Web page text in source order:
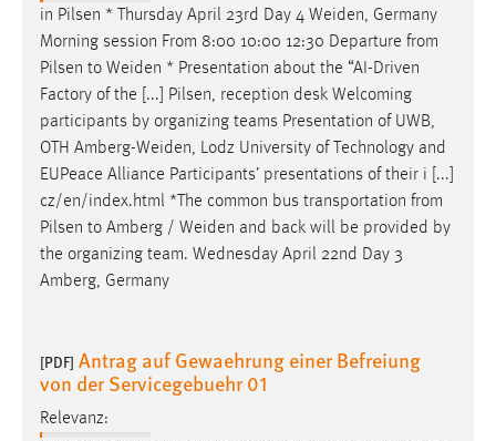
in Pilsen * Thursday April 23rd Day 4 Weiden, Germany
Morning session From 8:00 10:00 12:30 Departure from
Pilsen to Weiden * Presentation about the “AI-Driven
Factory of the [...] Pilsen, reception desk Welcoming
participants by organizing teams Presentation of UWB,
OTH Amberg-Weiden, Lodz University of Technology and
EUPeace Alliance Participants’ presentations of their i [...]
cz/en/index.html *The common bus transportation from
Pilsen to Amberg / Weiden and back will be provided by
the organizing team. Wednesday April 22nd Day 3
Amberg, Germany
[PDF] Antrag auf Gewaehrung einer Befreiung
von der Servicegebuehr 01
Relevanz: